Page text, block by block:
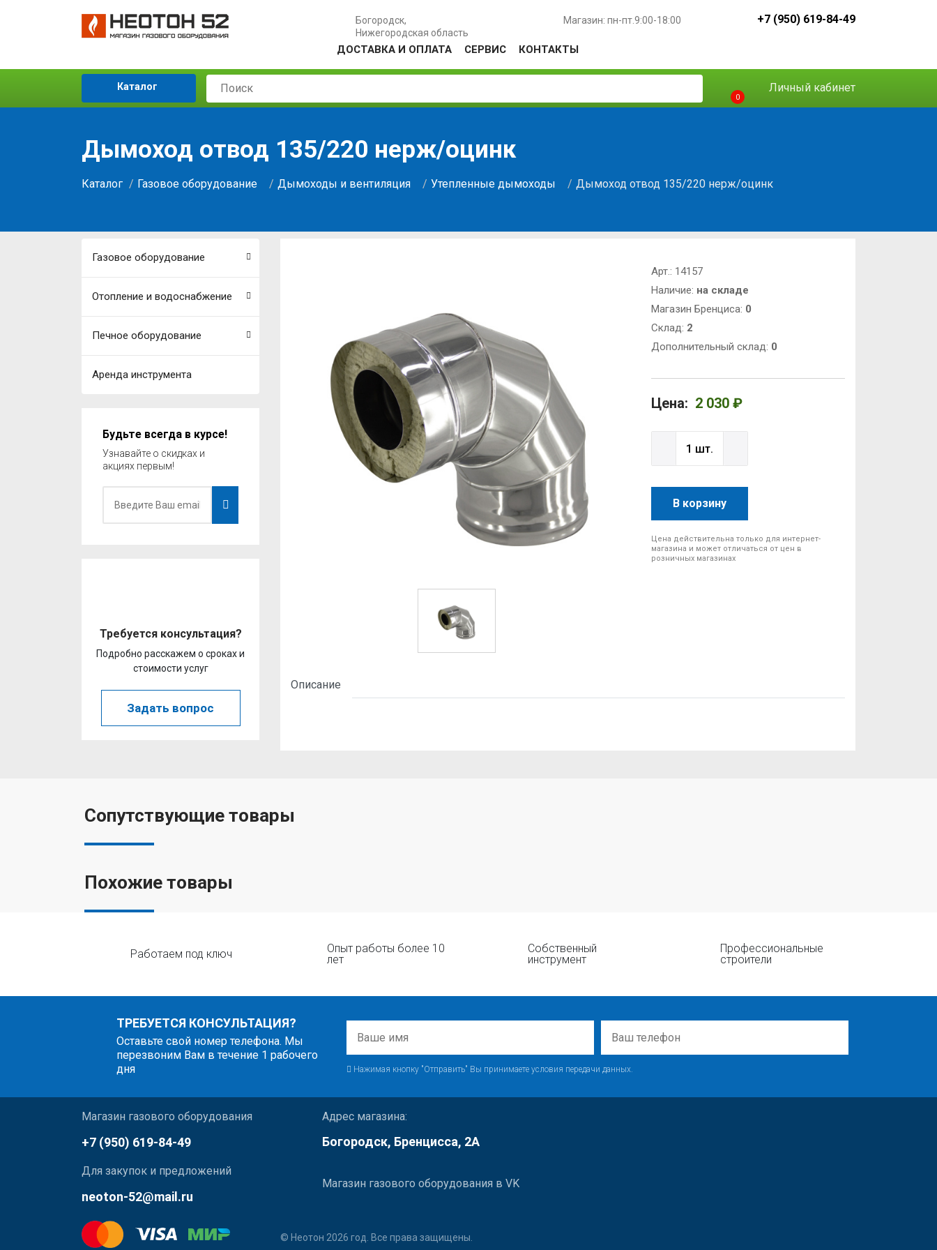
Богородск,
Нижегородская область
Магазин: пн-пт.9:00-18:00 +7 (950) 619-84-49
ДОСТАВКА И ОПЛАТА СЕРВИС КОНТАКТЫ
Каталог
0
Личный кабинет
Дымоход отвод 135/220 нерж/оцинк
Каталог Газовое оборудование Дымоходы и вентиляция Утепленные дымоходы Дымоход отвод 135/220 нерж/оцинк
Газовое оборудование
Отопление и водоснабжение
Печное оборудование
Аренда инструмента
Будьте всегда в курсе!
Узнавайте о скидках и
акциях первым!
Требуется консультация?
Подробно расскажем о сроках и
стоимости услуг
Задать вопрос
Арт.: 14157
Наличие: на складе
Магазин Бренциса: 0
Cклад: 2
Дополнительный склад: 0
Цена: 2 030 ₽
В корзину
Цена действительна только для интернет-
магазина и может отличаться от цен в
розничных магазинах
Описание
Сопутствующие товары
Похожие товары
Работаем под ключ
Опыт работы более 10
лет
Собственный
инструмент
Профессиональные
строители
ТРЕБУЕТСЯ КОНСУЛЬТАЦИЯ?
Оставьте свой номер телефона. Мы
перезвоним Вам в течение 1 рабочего
дня
Нажимая кнопку "Отправить" Вы принимаете условия передачи данных.
Магазин газового оборудования
+7 (950) 619-84-49
Для закупок и предложений
neoton-52@mail.ru
Адрес магазина:
Богородск, Бренцисса, 2А
Магазин газового оборудования в VK
© Неотон 2026 год. Все права защищены.